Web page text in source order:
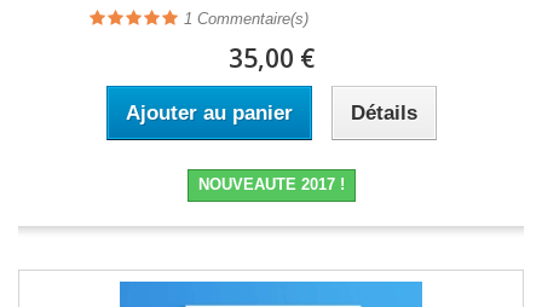
1 Commentaire(s)
35,00 €
Ajouter au panier Détails
NOUVEAUTE 2017 !